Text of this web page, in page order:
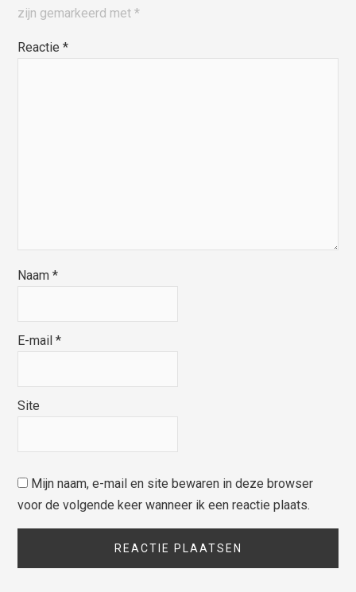
zijn gemarkeerd met*
Reactie*
Naam*
E-mail*
Site
Mijn naam, e-mail en site bewaren in deze browser
voor de volgende keer wanneer ik een reactie plaats.